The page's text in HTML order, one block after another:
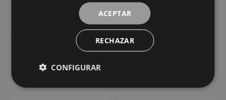
90X90
+ 8
colores
Underground Taupe Antislip
+ 8
Underground White Antislip
ACEPTAR
RECHAZAR
CONFIGURAR